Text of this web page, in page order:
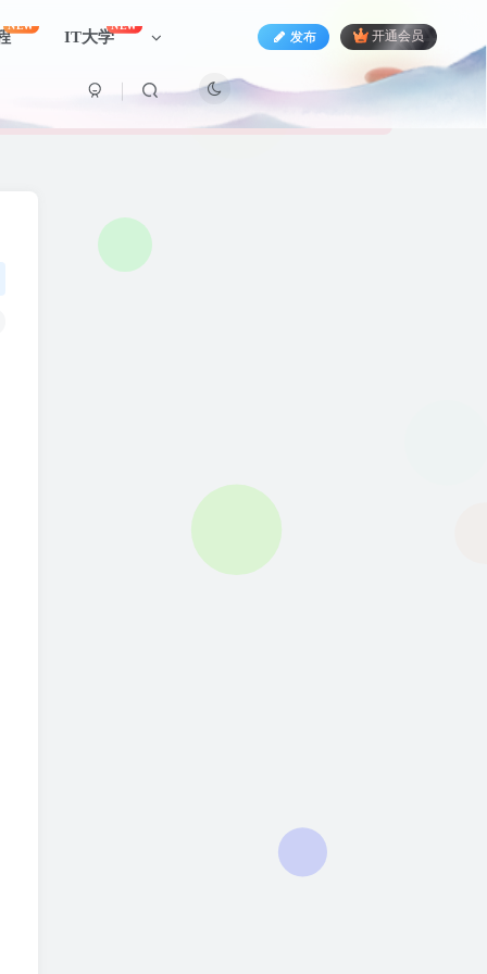
NEW
IT大学
NEW
发布 开通会员